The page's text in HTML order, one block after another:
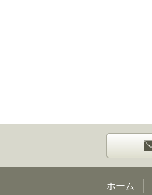
ホーム